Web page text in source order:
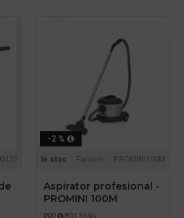
-2 %
In stoc Fantom PROMINI100M
Aspirator profesional -
PROMINI 100M
PRP 801,36 lei